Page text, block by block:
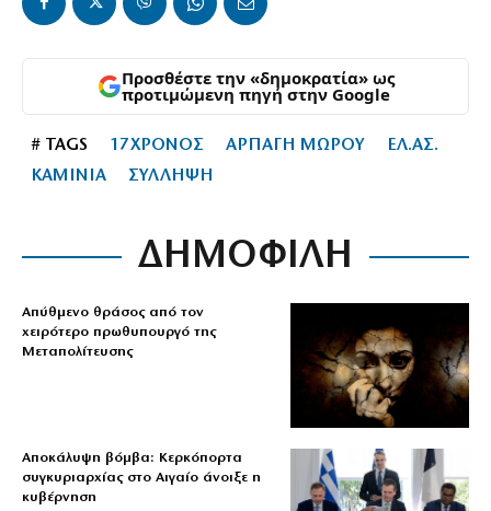
Προσθέστε την «δημοκρατία» ως
προτιμώμενη πηγή στην Google
# TAGS 17ΧΡΟΝΟΣ ΑΡΠΑΓΗ ΜΩΡΟΥ
ΕΛ.ΑΣ.
ΚΑΜΙΝΙΑ
ΣΥΛΛΗΨΗ
ΔΗΜΟΦΙΛΗ
Απύθμενο θράσος από τον
χειρότερο πρωθυπουργό της
Μεταπολίτευσης
Αποκάλυψη βόμβα: Κερκόπορτα
συγκυριαρχίας στο Αιγαίο άνοιξε η
κυβέρνηση